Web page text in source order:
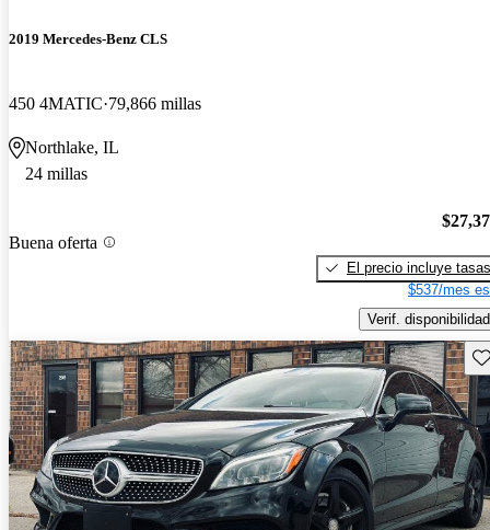
2019 Mercedes-Benz CLS
450 4MATIC 79,866 millas
Northlake, IL
24 millas
Buena oferta
El precio incluye tasas
$537/mes
Verif. disponibilidad